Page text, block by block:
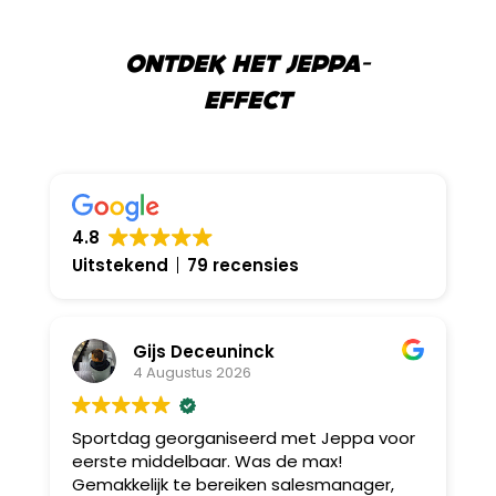
ONTDEK HET JEPPA-
EFFECT
4.8
Uitstekend
79 recensies
Gijs Deceuninck
4 Augustus 2026
Sportdag georganiseerd met Jeppa voor
eerste middelbaar. Was de max!
Gemakkelijk te bereiken salesmanager,